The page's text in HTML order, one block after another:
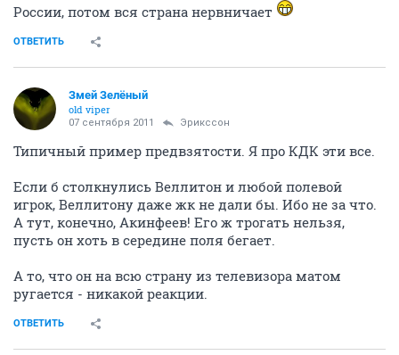
России, потом вся страна нервничает
ОТВЕТИТЬ
Змей Зелёный
old viper
07 сентября 2011 Эрикссон
Типичный пример предвзятости. Я про КДК эти все.
Если б столкнулись Веллитон и любой полевой
игрок, Веллитону даже жк не дали бы. Ибо не за что.
А тут, конечно, Акинфеев! Его ж трогать нельзя,
пусть он хоть в середине поля бегает.
А то, что он на всю страну из телевизора матом
ругается - никакой реакции.
ОТВЕТИТЬ